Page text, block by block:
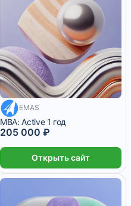
17 083 ₽/мес
EMAS
MBA: Active 1 год
205 000 ₽
Открыть сайт